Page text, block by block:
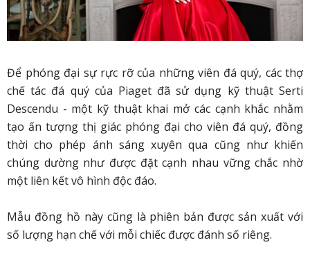
Để phóng đại sự rực rỡ của những viên đá quý, các thợ
chế tác đá quý của Piaget đã sử dụng kỹ thuật Serti
Descendu - một kỹ thuật khai mở các cạnh khắc nhằm
tạo ấn tượng thị giác phóng đại cho viên đá quý, đồng
thời cho phép ánh sáng xuyên qua cũng như khiến
chúng dường như được đặt cạnh nhau vững chắc nhờ
một liên kết vô hình độc đáo.
Mẫu đồng hồ này cũng là phiên bản được sản xuất với
số lượng hạn chế với mỗi chiếc được đánh số riêng.